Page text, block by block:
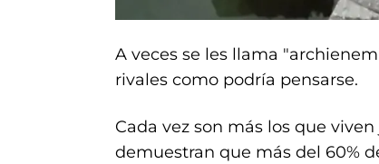
A veces se les llama
rivales como podría pensarse.
Cada vez son más los que
demuestran que más del 60%